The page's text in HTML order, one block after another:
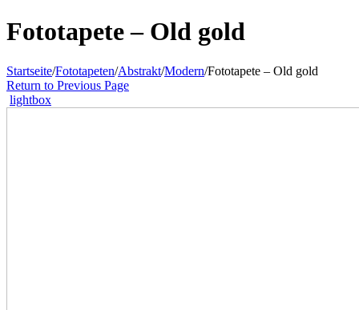
Fototapete – Old gold
Startseite/Fototapeten/Abstrakt/Modern/Fototapete – Old gold
Return to Previous Page
lightbox